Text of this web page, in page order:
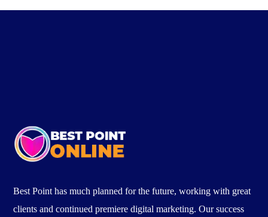
Best Point has much planned for the future, working with great
clients and continued premiere digital marketing. Our success